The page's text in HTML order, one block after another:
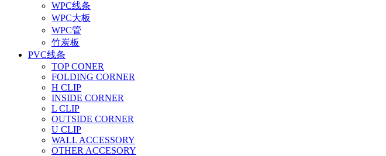
WPC线条
WPC大板
WPC管
竹炭板
PVC线条
TOP CONER
FOLDING CORNER
H CLIP
INSIDE CORNER
L CLIP
OUTSIDE CORNER
U CLIP
WALL ACCESSORY
OTHER ACCESORY